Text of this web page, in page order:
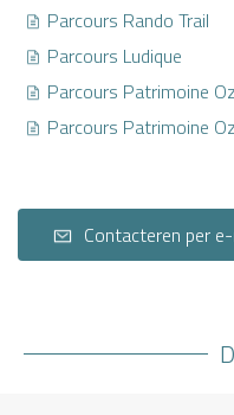
Parcours Rando Trail
Parcours Ludique
Parcours Patrimoine
Parcours Patrimoine
Contacteren per